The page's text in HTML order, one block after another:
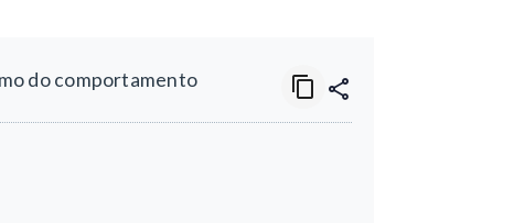
do comportamento